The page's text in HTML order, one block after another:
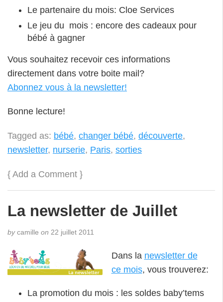
Le partenaire du mois: Cloe Services
Le jeu du mois : encore des cadeaux pour
bébé à gagner
Vous souhaitez recevoir ces informations
directement dans votre boite mail?
Abonnez vous à la newsletter!
Bonne lecture!
Tagged as: bébé, changer bébé, découverte,
newsletter, nurserie, Paris, sorties
{ Add a Comment }
La newsletter de Juillet
bycamille on 22 juillet 2011
Dans la newsletter de
ce mois, vous trouverez:
La promotion du mois : les soldes baby’tems